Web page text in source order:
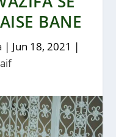
BANE
| Jun 18, 2021 |